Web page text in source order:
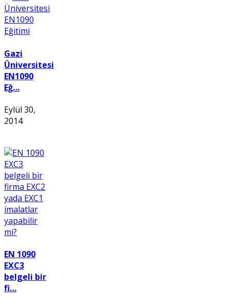
Gazi
Üniversitesi
EN1090
Eğ…
Eylül 30,
2014
EN 1090
EXC3
belgeli bir
fi…